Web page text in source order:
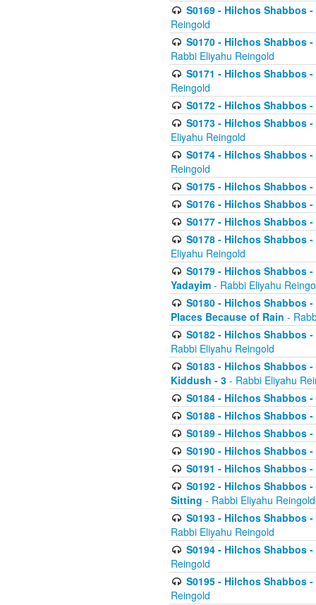
S0169 - Hilchos Shabbos
Reingold
S0170 - Hilchos Shabbos
Rabbi Eliyahu Reingold
S0171 - Hilchos Shabbos
Reingold
S0172 - Hilchos Shabbos
S0173 - Hilchos Shabbos
Eliyahu Reingold
S0174 - Hilchos Shabbos
Reingold
S0175 - Hilchos Shabbos
S0176 - Hilchos Shabbos
S0177 - Hilchos Shabbos
S0178 - Hilchos Shabbos
Eliyahu Reingold
S0179 - Hilchos Shabbos
Yadayim - Rabbi Eliyahu
S0180 - Hilchos Shabbos
Places Because of Rain -
S0182 - Hilchos Shabbos
Rabbi Eliyahu Reingold
S0183 - Hilchos Shabbos
Kiddush - 3 - Rabbi Eliyahu
S0184 - Hilchos Shabbos
S0188 - Hilchos Shabbos
S0189 - Hilchos Shabbos
S0190 - Hilchos Shabbos
S0191 - Hilchos Shabbos
S0192 - Hilchos Shabbos
Sitting - Rabbi Eliyahu Reingold
S0193 - Hilchos Shabbos
Rabbi Eliyahu Reingold
S0194 - Hilchos Shabbos
Reingold
S0195 - Hilchos Shabbos
Reingold